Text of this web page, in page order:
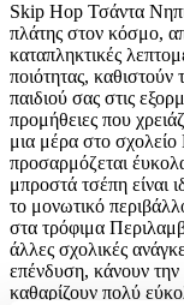
Skip Hop Τσάντα
πλάτης στον κόσμο,
καταπληκτικές
ποιότητας, καθιστούν
παιδιού σας στις
προμήθειες που
μια μέρα στο
προσαρμόζεται
μπροστά τσέπη είναι
το μονωτικό
στα τρόφιμα
άλλες σχολικές
επένδυση, κάνουν
καθαρίζουν πολύ